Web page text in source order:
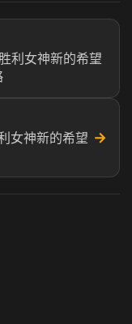
利女神新的希望
女神新的希望 →